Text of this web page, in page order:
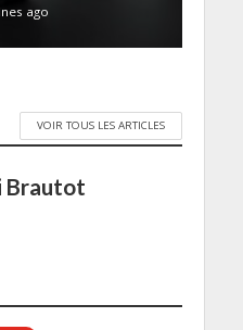
ago
VOIR TOUS LES ARTICLES
Brautot